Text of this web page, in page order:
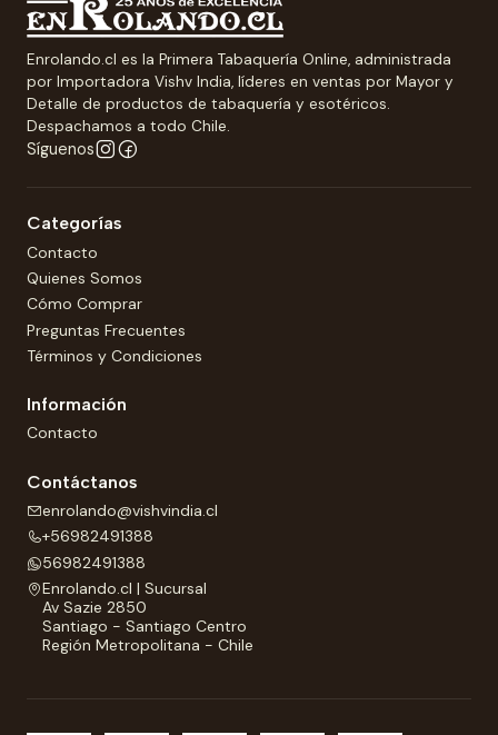
Enrolando.cl es la Primera Tabaquería Online, administrada
por Importadora Vishv India, líderes en ventas por Mayor y
Detalle de productos de tabaquería y esotéricos.
Despachamos a todo Chile.
Síguenos
Categorías
Contacto
Quienes Somos
Cómo Comprar
Preguntas Frecuentes
Términos y Condiciones
Información
Contacto
Contáctanos
enrolando@vishvindia.cl
+56982491388
56982491388
Enrolando.cl | Sucursal
Av Sazie 2850
Santiago - Santiago Centro
Región Metropolitana - Chile